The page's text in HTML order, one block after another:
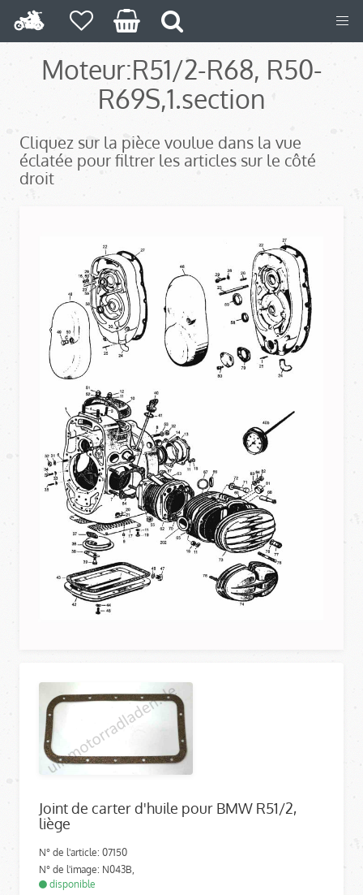
Moteur:R51/2-R68, R50-
R69S,1.section
Cliquez sur la pièce voulue dans la vue
éclatée pour filtrer les articles sur le côté
droit
Joint de carter d'huile pour BMW R51/2,
liège
N° de l'article: 07150
N° de l'image: N043B,
disponible